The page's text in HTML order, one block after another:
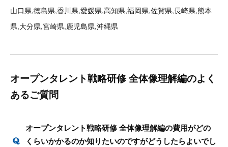
山口県,徳島県,香川県,愛媛県,高知県,福岡県,佐賀県,長崎県,熊本
県,大分県,宮崎県,鹿児島県,沖縄県
オープンタレント戦略研修 全体像理解編のよく
あるご質問
オープンタレント戦略研修 全体像理解編の費用がどの
くらいかかるのか知りたいのですがどうしたらよいでし